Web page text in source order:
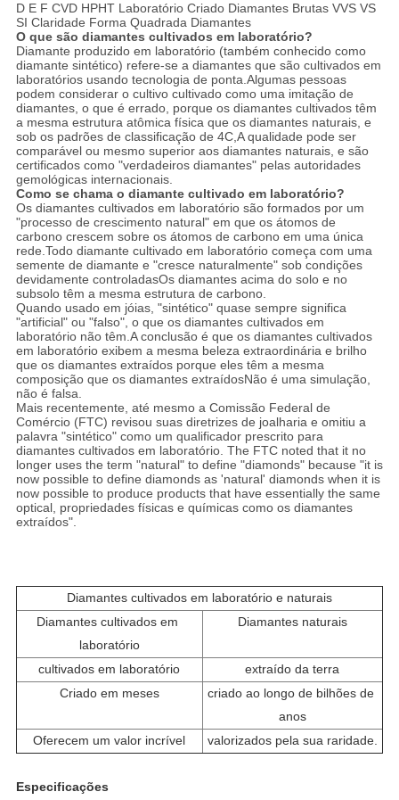
D E F CVD HPHT Laboratório Criado Diamantes Brutas VVS VS
SI Claridade Forma Quadrada Diamantes
O que são diamantes cultivados em laboratório?
Diamante produzido em laboratório (também conhecido como
diamante sintético) refere-se a diamantes que são cultivados em
laboratórios usando tecnologia de ponta.Algumas pessoas
podem considerar o cultivo cultivado como uma imitação de
diamantes, o que é errado, porque os diamantes cultivados têm
a mesma estrutura atômica física que os diamantes naturais, e
sob os padrões de classificação de 4C,A qualidade pode ser
comparável ou mesmo superior aos diamantes naturais, e são
certificados como "verdadeiros diamantes" pelas autoridades
gemológicas internacionais.
Como se chama o diamante cultivado em laboratório?
Os diamantes cultivados em laboratório são formados por um
"processo de crescimento natural" em que os átomos de
carbono crescem sobre os átomos de carbono em uma única
rede.Todo diamante cultivado em laboratório começa com uma
semente de diamante e "cresce naturalmente" sob condições
devidamente controladasOs diamantes acima do solo e no
subsolo têm a mesma estrutura de carbono.
Quando usado em jóias, "sintético" quase sempre significa
"artificial" ou "falso", o que os diamantes cultivados em
laboratório não têm.A conclusão é que os diamantes cultivados
em laboratório exibem a mesma beleza extraordinária e brilho
que os diamantes extraídos porque eles têm a mesma
composição que os diamantes extraídosNão é uma simulação,
não é falsa.
Mais recentemente, até mesmo a Comissão Federal de
Comércio (FTC) revisou suas diretrizes de joalharia e omitiu a
palavra "sintético" como um qualificador prescrito para
diamantes cultivados em laboratório. The FTC noted that it no
longer uses the term "natural" to define "diamonds" because "it is
now possible to define diamonds as 'natural' diamonds when it is
now possible to produce products that have essentially the same
optical, propriedades físicas e químicas como os diamantes
extraídos".
Diamantes cultivados em laboratório e naturais
Diamantes cultivados em
laboratório
Diamantes naturais
cultivados em laboratório
extraído da terra
Criado em meses
criado ao longo de bilhões de
anos
Oferecem um valor incrível
valorizados pela sua raridade.
Especificações